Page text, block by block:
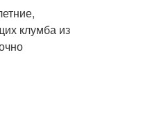
клумба из